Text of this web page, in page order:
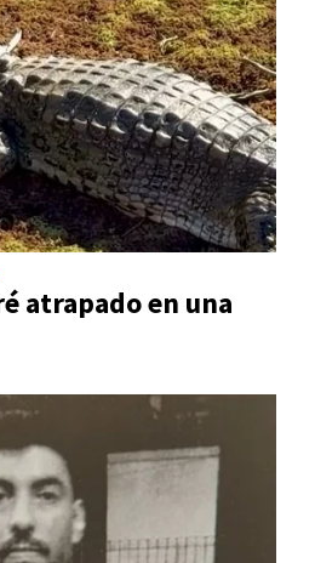
atrapado en una